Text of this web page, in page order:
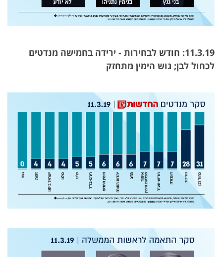
11.3.19: חודש לבחירות - ירידה בחמישה מנדטים
לכחול לבן; גוש הימין מתחזק